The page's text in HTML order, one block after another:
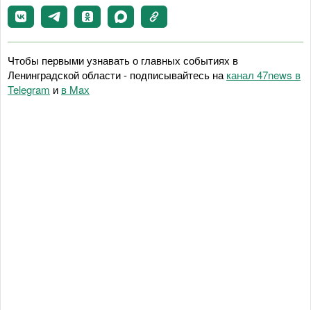
Чтобы первыми узнавать о главных событиях в
Ленинградской области - подписывайтесь на канал 47news в
Telegram и в Maх